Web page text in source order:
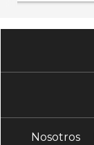
Nosotros